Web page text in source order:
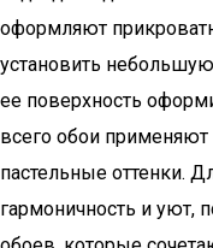
оформляют
установить
ее поверхность
всего обои применяют
пастельные оттенки.
гармоничность и уют,